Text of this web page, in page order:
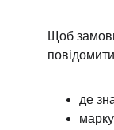
Щоб
де